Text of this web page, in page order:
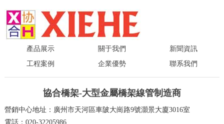
產品展示 關于我們
新聞資訊
工程案例
企業優勢 聯系我們
協合橋架-大型金屬橋架線管制造商
營銷中心地址：廣州市天河區車陂大崗路9號灝景大廈3016室
電話：020-32205986